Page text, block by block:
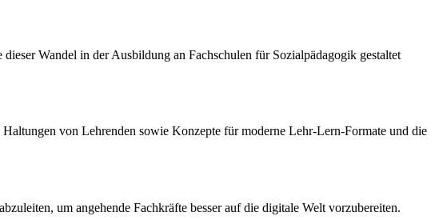
Wandel in der Ausbildung an Fachschulen für Sozialpädagogik gestaltet
von Lehrenden sowie Konzepte für moderne Lehr-Lern-Formate und die
um angehende Fachkräfte besser auf die digitale Welt vorzubereiten.